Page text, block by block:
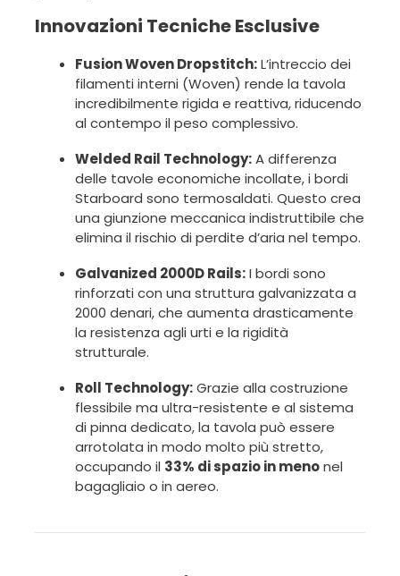
Innovazioni Tecniche Esclusive
Fusion Woven Dropstitch:L’intreccio dei
filamenti interni (Woven) rende la tavola
incredibilmente rigida e reattiva, riducendo
al contempo il peso complessivo.
Welded Rail Technology:A differenza
delle tavole economiche incollate, i bordi
Starboard sono termosaldati. Questo crea
una giunzione meccanica indistruttibile che
elimina il rischio di perdite d’aria nel tempo.
Galvanized 2000D Rails:I bordi sono
rinforzati con una struttura galvanizzata a
2000 denari, che aumenta drasticamente
la resistenza agli urti e la rigidità
strutturale.
Roll Technology:Grazie alla costruzione
flessibile ma ultra-resistente e al sistema
di pinna dedicato, la tavola può essere
arrotolata in modo molto più stretto,
occupando il 33% di spazio in menonel
bagagliaio o in aereo.